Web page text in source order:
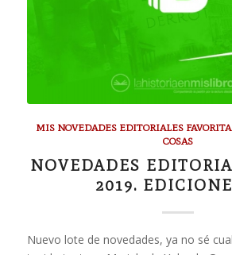
MIS NOVEDADES EDITORIALES
COSAS
NOVEDADES
2019.
Nuevo lote de novedades, ya no sé